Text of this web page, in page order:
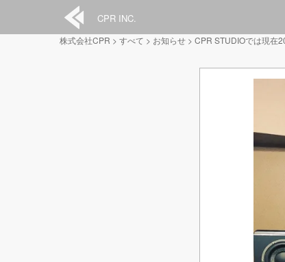
CPR INC.
株式会社CPR > すべて > お知らせ > CPR STUDIOでは現在